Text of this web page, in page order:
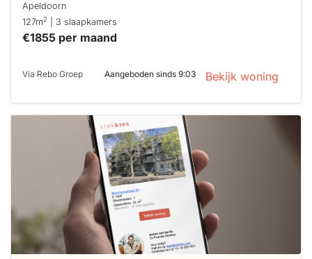
Apeldoorn
127m2 | 3 slaapkamers
€1855 per maand
Via Rebo Groep Aangeboden sinds 9:03 Bekijk woning